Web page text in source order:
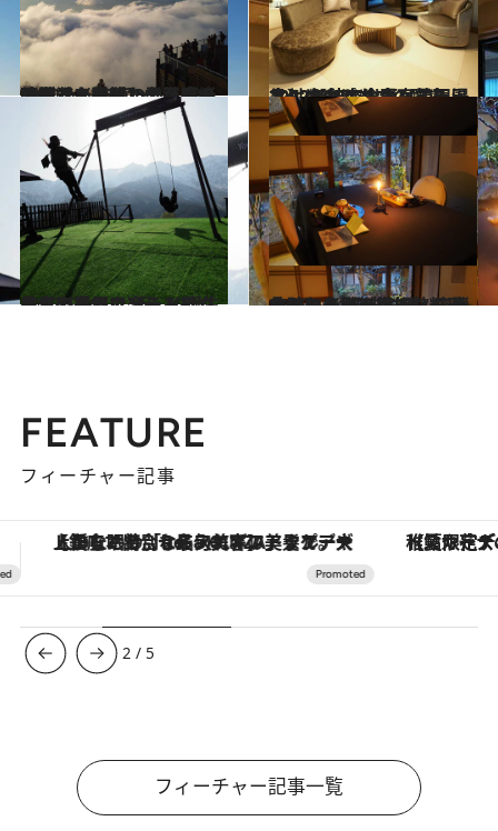
2024.6.8
【続きを読む】火事からの復活を遂げた老舗宿が50年後も価値のある宿をめざす〈後篇〉雲上の絶景テラスで味わう至福の時間
旅＆お出かけ 2022.10.7
2022年秋に全面リニューアルオープン 全室露天風呂付きで、エコの配慮も！ 【神奈川県・箱根湯本】はつはな
旅＆お出かけ
2022.5.26
日本の高原リゾートでハイジになる！ 新しく誕生したエリアで楽しみ続々 白馬岩岳マウンテンリゾート
旅＆お出かけ 2022.5.11
昔町の老舗料亭旅館で 春の訪れを寿ぐ繊細な料理を味わう 【岐阜県・飛騨古川】八ツ三館
旅＆お出かけ
FEATURE
フィーチャー記事
【夏限定ディナーコース】旬を迎える稚鮎や花ズッキーニなどをイタリア・トスカーナの郷土料理の手法で満喫！ ヴァシュロン・コンスタンタ
3 / 5
フィーチャー記事一覧